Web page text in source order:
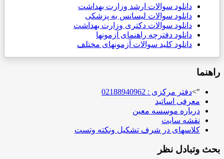
دانلود سوالات ارشد وزارت بهداشت
دانلود سوالات لیسانس به پزشکی
دانلود سوالات دکتری وزارت بهداشت
دانلود دفترچه راهنمای آزمونها
دانلود کلید سوالات آزمونهای مختلف
راهنما
">دفتر مرکزی : 02188940962
معرفی اساتید
درباره موسسه معین
نقشه سایت
کلاسهای در شرف تشکیل ونکته وتست
بحث وتبادل نظر